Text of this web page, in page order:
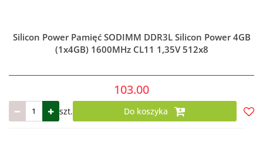
Silicon Power Pamięć SODIMM DDR3L Silicon Power 4GB
(1x4GB) 1600MHz CL11 1,35V 512x8
103.00
szt. Do koszyka